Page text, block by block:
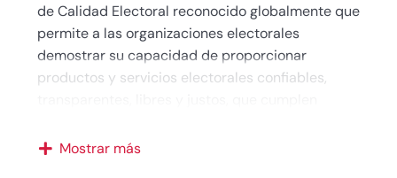
de Calidad Electoral reconocido globalmente que
permite a las organizaciones electorales
demostrar su capacidad de proporcionar
productos y servicios electorales confiables,
El entrenamiento de Gerente Senior de Gestión
Mostrar más